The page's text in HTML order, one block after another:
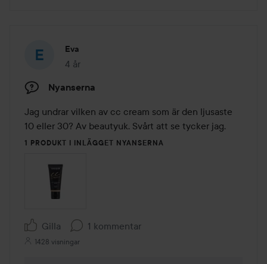
Eva
4 år
Inlägget skapades 4 år
Nyanserna
Jag undrar vilken av cc cream som är den ljusaste
10 eller 30? Av beautyuk. Svårt att se tycker jag.
1 PRODUKT I INLÄGGET NYANSERNA
Gilla 1 kommentar
1428 visningar